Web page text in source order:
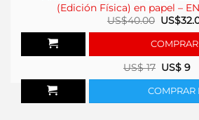
(Edición Física) en papel –
US$40.00 El
precio
original
era:
US$
US$17 US$9
COMPRAR